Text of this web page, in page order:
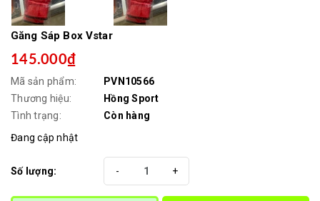
Găng Sáp Box Vstar
145.000₫
Mã sản phẩm:
PVN10566
Thương hiệu:
Hồng Sport
Tình trạng:
Còn hàng
Đang cập nhật
Số lượng: +
-